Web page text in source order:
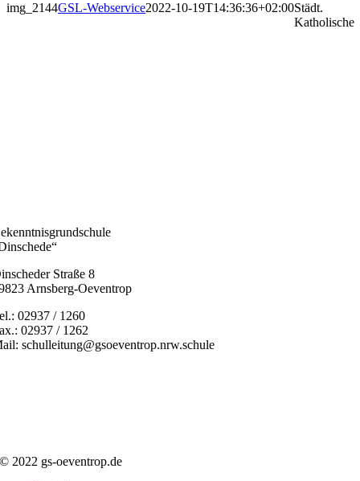
img_2144GSL-Webservice2022-10-19T14:36:36+02:00Städt.
Katholische
Straße 8
Arnsberg-Oeventrop
02937 / 1260
02937 / 1262
schulleitung@gsoeventrop.nrw.schule
© 2022 gs-oeventrop.de